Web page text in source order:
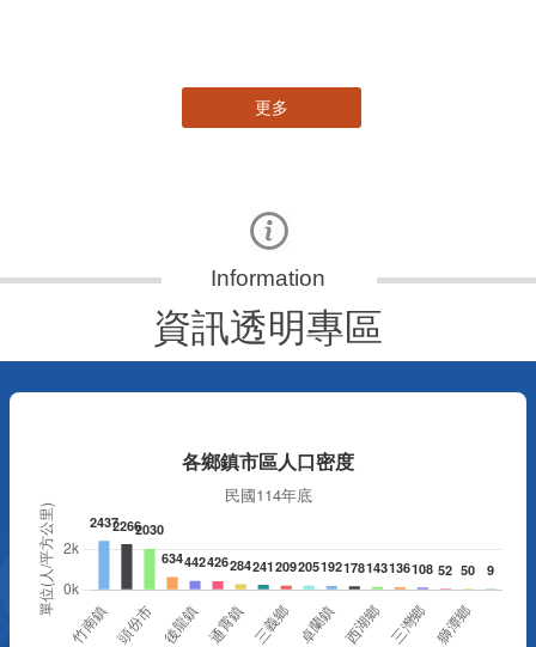
更多
資訊透明專區